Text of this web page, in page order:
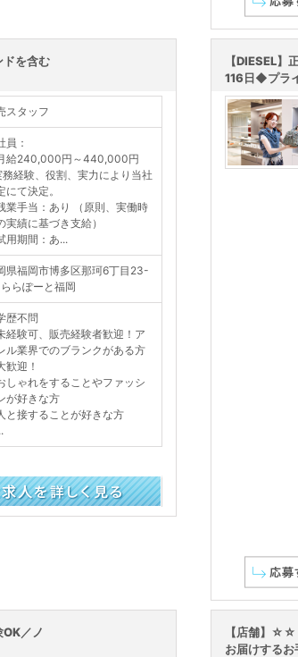
ドを含む
スタッフ
員：
給240,000円～440,000円
経験、役割、実力により当社
にて決定。
業手当：あり （原則、実働時
実績に基づき支給）
用期間：あ...
県福岡市博多区那珂6丁目23-
らぽーと福岡
歴不問
経験可、販売経験者歓迎！ア
ル業界でのブランクがある方
歓迎！
しゃれをすることやファッシ
が好きな方
と接することが好きな方
【DIESEL
116日◆プラ
OK／ノ
【店舗】
お届けする